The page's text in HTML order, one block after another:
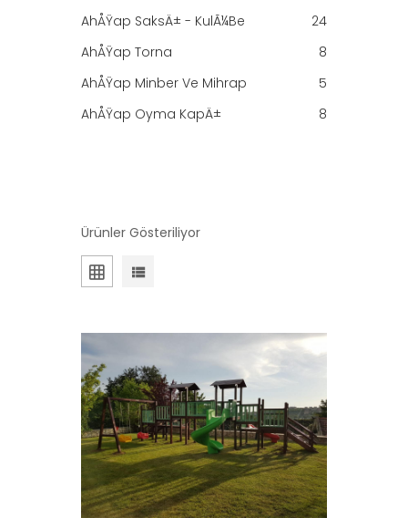
AhÅŸap SaksÄ± - KulÃ¼be
24
AhÅŸap Torna
8
AhÅŸap Minber Ve Mihrap
5
AhÅŸap Oyma KapÄ±
8
Ürünler Gösteriliyor